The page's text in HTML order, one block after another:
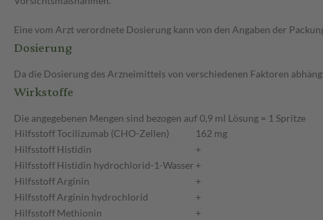
Eine vom Arzt verordnete Dosierung kann von den Angaben der
Dosierung
Da die Dosierung des Arzneimittels von verschiedenen Faktoren
Wirkstoffe
Die angegebenen Mengen sind bezogen auf 0,9 ml Lösung = 1 Spritze
HilfsstoffTocilizumab (CHO-Zellen)
162 mg
HilfsstoffHistidin
+
HilfsstoffHistidin hydrochlorid-1-Wasser +
HilfsstoffArginin
+
HilfsstoffArginin hydrochlorid
+
HilfsstoffMethionin
+